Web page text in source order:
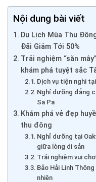
Nội dung bài viết
Du Lịch Mùa Thu
Đãi Giảm Tới 50%
Trải nghiệm “săn
khám phá tuyệt sắc
Dịch vụ tiện nghi
Nghỉ dưỡng đẳng
Sa Pa
Khám phá vẻ đẹp
thu đông
Nghỉ dưỡng tại
giữa lòng di sản
Trải nghiệm vui
Bảo Hải Linh
nhiên